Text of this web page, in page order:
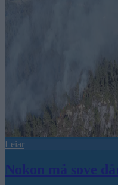
Leiar
Nokon må sove